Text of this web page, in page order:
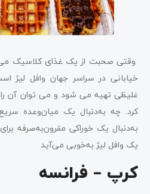
وقتی صحبت از یک غذای کلاسیک می
خیابانی در سراسر جهان وافل لیژ
غلیظی تهیه می شود و می توان آن
کرد. چه به‌دنبال یک میان‌وعده
به‌دنبال یک خوراکی مقرون‌به‌صرفه
یک وافل لیژ به‌خوبی می‌آید
کرپ – فرانسه